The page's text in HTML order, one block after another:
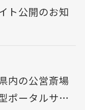
ト公開のお知
内の公営斎場
ポータルサイ